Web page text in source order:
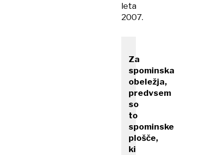
leta
2007.
Za
spominska
obeležja,
predvsem
so
to
spominske
plošče,
ki